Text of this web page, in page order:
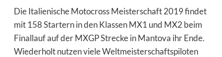
Die Italienische Motocross Meisterschaft 2019 findet
mit 158 Startern in den Klassen MX1 und MX2 beim
Finallauf auf der MXGP Strecke in Mantova ihr Ende.
Wiederholt nutzen viele Weltmeisterschaftspiloten